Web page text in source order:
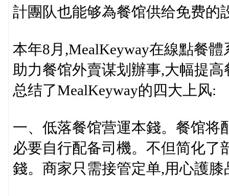
計團队也能够為餐馆供给免费的
本年8月,MealKeyway在線點餐
助力餐馆外賣谋划辦事,大幅提
总结了MealKeyway的四大上风:
一、低落餐馆营運本錢。餐馆将
必要自行配备司機。不但简化了
錢。商家只需接管定单,用心護